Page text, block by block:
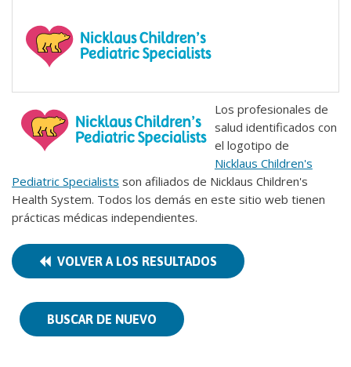
Los profesionales de
salud identificados con
el logotipo de
Nicklaus Children's
Pediatric Specialists son afiliados de Nicklaus Children's
Health System. Todos los demás en este sitio web tienen
prácticas médicas independientes.
VOLVER A LOS RESULTADOS
BUSCAR DE NUEVO